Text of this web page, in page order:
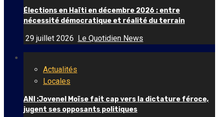
Élections en Haïti en décembre 2026 : entre
nécessité démocratique et réalité du terrain
29 juillet 2026 Le Quotidien News
Actualités
Locales
ANI :Jovenel Moïse fait cap vers la dictature féroce,
jugent ses opposants politiques